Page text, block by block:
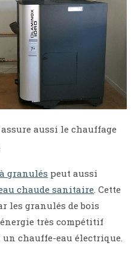
aussi le chauffage
granulés peut aussi
chaude sanitaire. Cette
les granulés de bois
très compétitif
chauffe-eau électrique.